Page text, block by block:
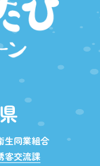
生同業組合
客交流課